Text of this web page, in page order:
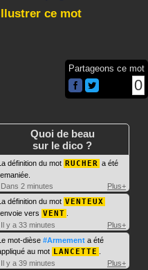
ce mot
Partageons ce mot
0
Quoi de beau
sur le dico ?
définition du mot RUCHER a été
Dans 2 minutes
Plus+
définition du mot VENTEUX
vers VENT
Il y a 33 minutes
Plus+
mot-dièse #Armement a été
au mot LANCETTE
Il y a 39 minutes
Plus+